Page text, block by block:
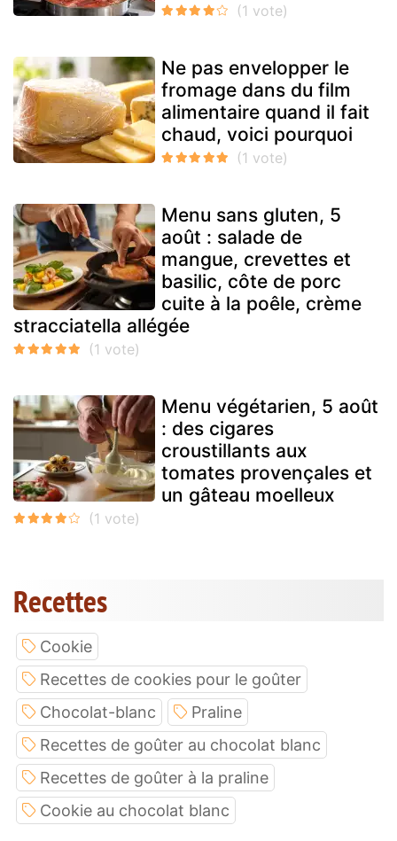
Ne pas envelopper le
fromage dans du film
alimentaire quand il fait
chaud, voici pourquoi
Menu sans gluten, 5
août : salade de
mangue, crevettes et
basilic, côte de porc
cuite à la poêle, crème
stracciatella allégée
Menu végétarien, 5 août
: des cigares
croustillants aux
tomates provençales et
un gâteau moelleux
Recettes
Cookie
Recettes de cookies pour le goûter
Chocolat-blanc
Praline
Recettes de goûter au chocolat blanc
Recettes de goûter à la praline
Cookie au chocolat blanc